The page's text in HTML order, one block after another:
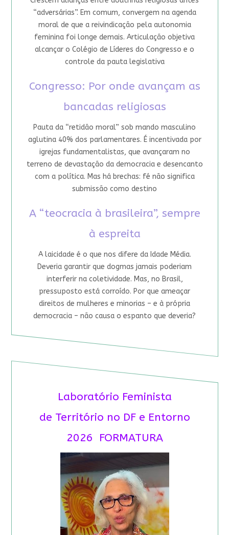
“adversárias”. Em comum, convergem na agenda
moral de que a reivindicação pela autonomia
feminina foi longe demais. Articulação objetiva
alcançar o Colégio de Líderes do Congresso e o
controle da pauta legislativa
Congresso: Por onde avançam as
bancadas religiosas
Pauta da “retidão moral” sob mando masculino
aglutina 40% dos parlamentares. É incentivada por
igrejas fundamentalistas, que avançaram no
terreno de devastação da democracia e desencanto
com a política. Mas há brechas: fé não significa
submissão como destino
A “teocracia à brasileira”, sempre
à espreita
A laicidade é o que nos difere da Idade Média.
Deveria garantir que dogmas jamais poderiam
interferir na coletividade. Mas, no Brasil,
pressuposto está corroído. Por que ameaçar
direitos de mulheres e minorias – e à própria
democracia – não causa o espanto que deveria?
Laboratório Feminista
de Território no DF e Entorno
2026 FORMATURA